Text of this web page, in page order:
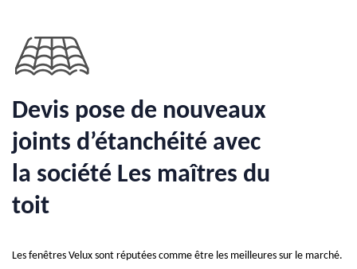
Devis pose de nouveaux
joints d’étanchéité avec
la société Les maîtres du
toit
Les fenêtres Velux sont réputées comme être les meilleures sur le marché.